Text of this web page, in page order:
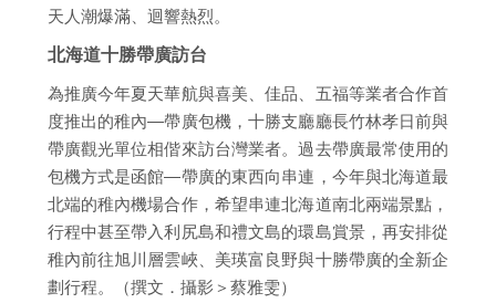
天人潮爆滿、迴響熱烈。
北海道十勝帶廣訪台
為推廣今年夏天華航與喜美、佳品、五福等業者合作首
度推出的稚內—帶廣包機，十勝支廳廳長竹林孝日前與
帶廣觀光單位相偕來訪台灣業者。過去帶廣最常使用的
包機方式是函館—帶廣的東西向串連，今年與北海道最
北端的稚內機場合作，希望串連北海道南北兩端景點，
行程中甚至帶入利尻島和禮文島的環島賞景，再安排從
稚內前往旭川層雲峽、美瑛富良野與十勝帶廣的全新企
劃行程。（撰文．攝影＞蔡雅雯）